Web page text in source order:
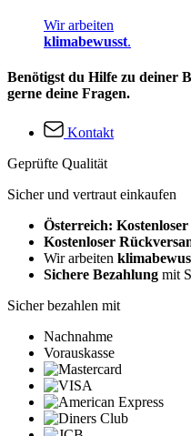
Wir arbeiten
klimabewusst.
Benötigst du Hilfe zu deiner
gerne deine Fragen.
Kontakt
Geprüfte Qualität
Sicher und vertraut einkaufen
Österreich:
Kostenloser
Wir arbeiten
Sichere Bezahlung mit
Sicher bezahlen mit
Nachnahme
Vorauskasse